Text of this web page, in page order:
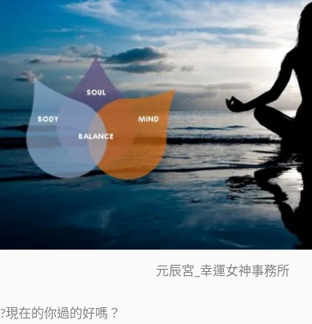
元辰宮_幸運女神事務所
?現在的你過的好嗎？